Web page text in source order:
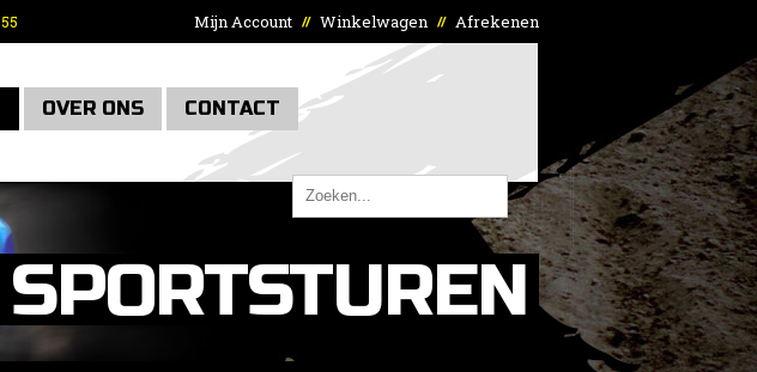
Mijn Account // Winkelwagen // Afrekenen
OVER ONS CONTACT
SPORTSTUREN